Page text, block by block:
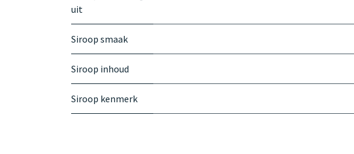
uit
Siroop smaak
Siroop inhoud
Siroop kenmerk